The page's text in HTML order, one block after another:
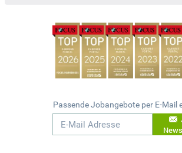
Passende Jobangebote per E-Mail